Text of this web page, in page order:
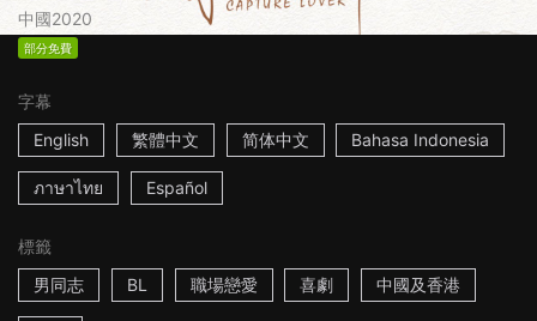
中國2020
部分免費
字幕
English
繁體中文 简体中文 Bahasa Indonesia
ภาษาไทย Español
標籤
男同志
BL 職場戀愛 喜劇 中國及香港